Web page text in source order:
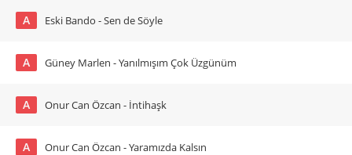
A Eski Bando - Sen de Söyle
A Güney Marlen - Yanılmışım Çok Üzgünüm
A Onur Can Özcan - İntihaşk
A Onur Can Özcan - Yaramızda Kalsın